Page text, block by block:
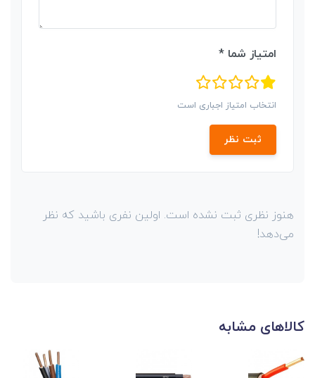
امتیاز شما *
انتخاب امتیاز اجباری است
ثبت نظر
هنوز نظری ثبت نشده است. اولین نفری باشید که نظر
می‌دهد!
کالاهای مشابه